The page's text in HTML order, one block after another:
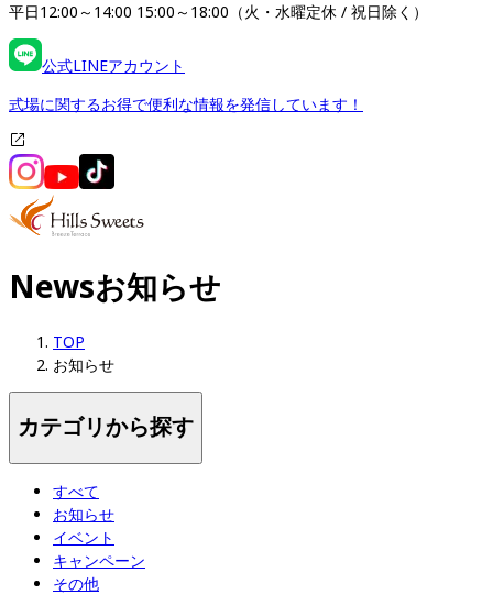
平日12:00～14:00 15:00～18:00（火・水曜定休 / 祝日除く）
公式LINEアカウント
式場に関するお得で便利な情報を発信しています！
Newsお知らせ
TOP
お知らせ
カテゴリから探す
すべて
お知らせ
イベント
キャンペーン
その他